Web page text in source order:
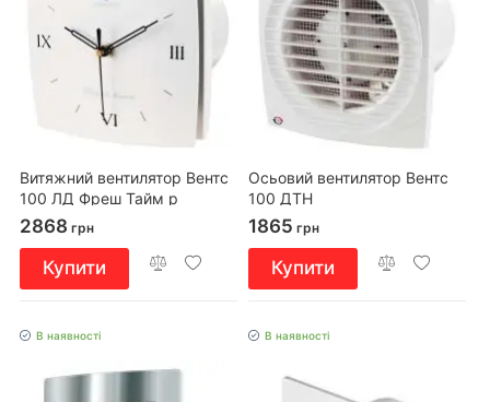
Витяжний вентилятор Вентс
100 ЛД Фреш Тайм р
2868 грн
Купити
Осьовий вентилятор Вентс
100 ДТН
1865 грн
Купити
В наявності В наявності